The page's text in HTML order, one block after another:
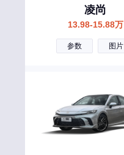
凌尚
13.98-15.88万
参数 图片
长安凯程
创维汽车